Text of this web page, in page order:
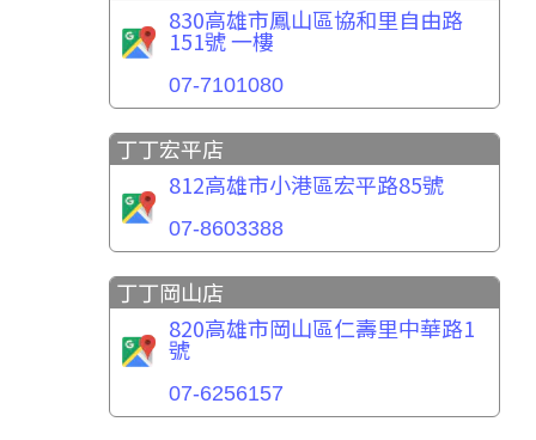
830高雄市鳳山區協和里自由路
151號 一樓
07-7101080
丁丁宏平店
812高雄市小港區宏平路85號
07-8603388
丁丁岡山店
820高雄市岡山區仁壽里中華路1
號
07-6256157